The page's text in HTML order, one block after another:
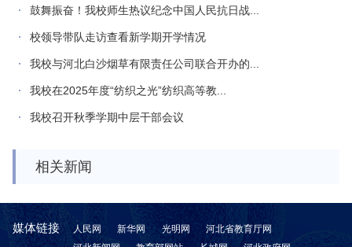
鼓舞振奋！我校师生热议纪念中国人民抗日战...
校领导带队走访查看新学期开学情况
我校与河北白沙烟草有限责任公司联合开办的...
我校在2025年度“纺织之光”纺织高等教...
我校召开秋季学期中层干部会议
相关新闻
媒体链接 人民网 新华网 光明网
河北省教育厅网